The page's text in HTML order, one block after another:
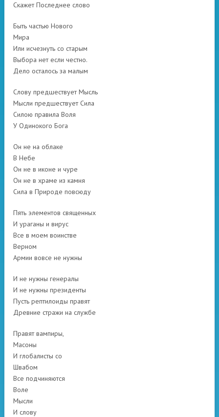
Скажет Последнее слово
Быть частью Нового
Мира
Или исчезнуть со старым
Выбора нет если честно.
Дело осталось за малым
Слову предшествует Мысль
Мысли предшествует Сила
Силою правила Воля
У Одинокого Бога
Он не на облаке
В Небе
Он не в иконе и чуре
Он не в храме из камня
Сила в Природе повсюду
Пять элементов священных
И ураганы и вирус
Все в моем воинстве
Верном
Армии вовсе не нужны
И не нужны генералы
И не нужны президенты
Пусть рептилоиды правят
Древние стражи на службе
Правят вампиры,
Масоны
И глобалисты со
Швабом
Все подчиняются
Воле
Мысли
И слову